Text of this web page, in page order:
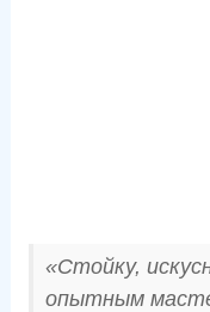
«Стойку,
опытным